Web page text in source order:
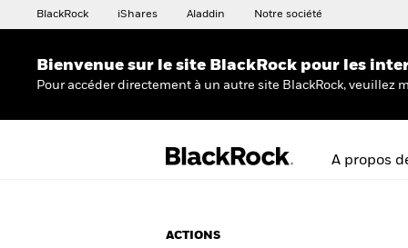
BlackRock iShares Aladdin Notre société
Bienvenue sur le site BlackRock pour les
Pour accéder directement à un autre site BlackRock, veuillez
A propos
ACTIONS